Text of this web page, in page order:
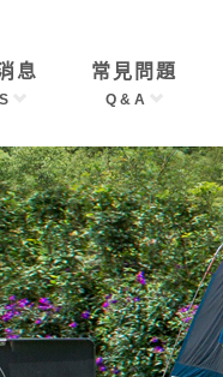
息 常見問題
Q & A